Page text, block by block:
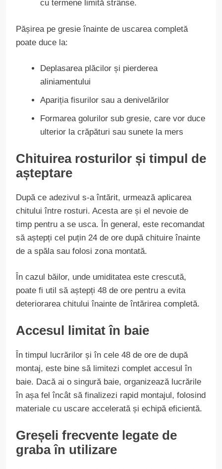
cu termene limită strânse.
Pășirea pe gresie înainte de uscarea completă
poate duce la:
Deplasarea plăcilor și pierderea
aliniamentului
Apariția fisurilor sau a denivelărilor
Formarea golurilor sub gresie, care vor duce
ulterior la crăpături sau sunete la mers
Chituirea rosturilor și timpul de
așteptare
După ce adezivul s-a întărit, urmează aplicarea
chitului între rosturi. Acesta are și el nevoie de
timp pentru a se usca. În general, este recomandat
să aștepți cel puțin 24 de ore după chituire înainte
de a spăla sau folosi zona montată.
În cazul băilor, unde umiditatea este crescută,
poate fi util să aștepți 48 de ore pentru a evita
deteriorarea chitului înainte de întărirea completă.
Accesul limitat în baie
În timpul lucrărilor și în cele 48 de ore de după
montaj, este bine să limitezi complet accesul în
baie. Dacă ai o singură baie, organizează lucrările
în așa fel încât să finalizezi rapid montajul, folosind
materiale cu uscare accelerată și echipă eficientă.
Greșeli frecvente legate de
graba în utilizare